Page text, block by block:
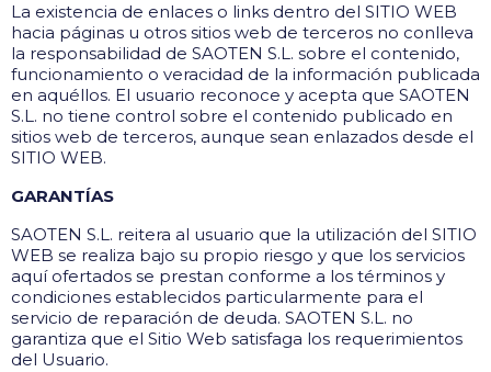
La existencia de enlaces o links dentro del SITIO WEB
hacia páginas u otros sitios web de terceros no conlleva
la responsabilidad de SAOTEN S.L. sobre el contenido,
funcionamiento o veracidad de la información publicada
en aquéllos. El usuario reconoce y acepta que SAOTEN
S.L. no tiene control sobre el contenido publicado en
sitios web de terceros, aunque sean enlazados desde el
SITIO WEB.
GARANTÍAS
SAOTEN S.L. reitera al usuario que la utilización del SITIO
WEB se realiza bajo su propio riesgo y que los servicios
aquí ofertados se prestan conforme a los términos y
condiciones establecidos particularmente para el
servicio de reparación de deuda. SAOTEN S.L. no
garantiza que el Sitio Web satisfaga los requerimientos
del Usuario.